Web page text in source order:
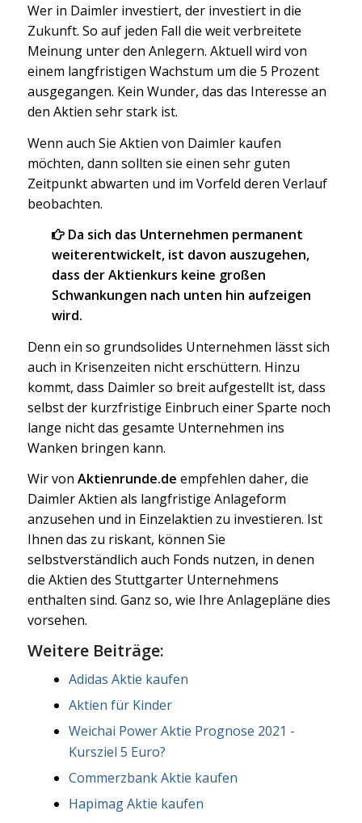
Wer in Daimler investiert, der investiert in die
Zukunft. So auf jeden Fall die weit verbreitete
Meinung unter den Anlegern. Aktuell wird von
einem langfristigen Wachstum um die 5 Prozent
ausgegangen. Kein Wunder, das das Interesse an
den Aktien sehr stark ist.
Wenn auch Sie Aktien von Daimler kaufen
möchten, dann sollten sie einen sehr guten
Zeitpunkt abwarten und im Vorfeld deren Verlauf
beobachten.
Da sich das Unternehmen permanent
weiterentwickelt, ist davon auszugehen,
dass der Aktienkurs keine großen
Schwankungen nach unten hin aufzeigen
wird.
Denn ein so grundsolides Unternehmen lässt sich
auch in Krisenzeiten nicht erschüttern. Hinzu
kommt, dass Daimler so breit aufgestellt ist, dass
selbst der kurzfristige Einbruch einer Sparte noch
lange nicht das gesamte Unternehmen ins
Wanken bringen kann.
Wir von Aktienrunde.de empfehlen daher, die
Daimler Aktien als langfristige Anlageform
anzusehen und in Einzelaktien zu investieren. Ist
Ihnen das zu riskant, können Sie
selbstverständlich auch Fonds nutzen, in denen
die Aktien des Stuttgarter Unternehmens
enthalten sind. Ganz so, wie Ihre Anlagepläne dies
vorsehen.
Weitere Beiträge:
Adidas Aktie kaufen
Aktien für Kinder
Weichai Power Aktie Prognose 2021 -
Kursziel 5 Euro?
Commerzbank Aktie kaufen
Hapimag Aktie kaufen